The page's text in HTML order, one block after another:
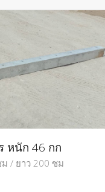
หนัก 46 กก
/ ยาว 200 ซม